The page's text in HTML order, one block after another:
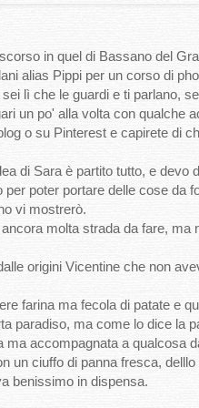
in quel di Bassano del
alias Pippi per un corso di
lì che le guardi e ti parlano,
un po' alla volta con qualche
o su Pinterest e capirete di
di Sara è partito tutto, e devo
poter portare delle cose da
vi mostrerò.
molta strada da fare, ma
origini Vicentine che non
farina ma fecola di patate e
paradiso, ma come lo dice la
accompagnata a qualcosa
un ciuffo di panna fresca,
benissimo in dispensa.